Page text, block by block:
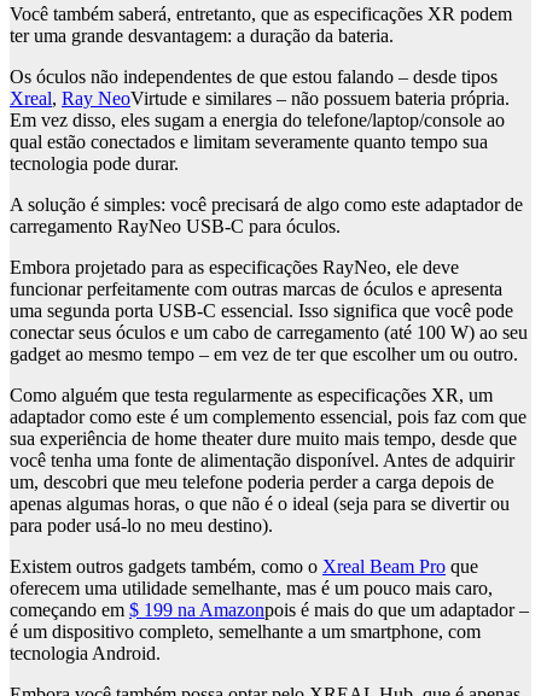
Você também saberá, entretanto, que as especificações XR podem
ter uma grande desvantagem: a duração da bateria.
Os óculos não independentes de que estou falando – desde tipos
Xreal, Ray NeoVirtude e similares – não possuem bateria própria.
Em vez disso, eles sugam a energia do telefone/laptop/console ao
qual estão conectados e limitam severamente quanto tempo sua
tecnologia pode durar.
A solução é simples: você precisará de algo como este adaptador de
carregamento RayNeo USB-C para óculos.
Embora projetado para as especificações RayNeo, ele deve
funcionar perfeitamente com outras marcas de óculos e apresenta
uma segunda porta USB-C essencial. Isso significa que você pode
conectar seus óculos e um cabo de carregamento (até 100 W) ao seu
gadget ao mesmo tempo – em vez de ter que escolher um ou outro.
Como alguém que testa regularmente as especificações XR, um
adaptador como este é um complemento essencial, pois faz com que
sua experiência de home theater dure muito mais tempo, desde que
você tenha uma fonte de alimentação disponível. Antes de adquirir
um, descobri que meu telefone poderia perder a carga depois de
apenas algumas horas, o que não é o ideal (seja para se divertir ou
para poder usá-lo no meu destino).
Existem outros gadgets também, como o Xreal Beam Pro que
oferecem uma utilidade semelhante, mas é um pouco mais caro,
começando em $ 199 na Amazonpois é mais do que um adaptador –
é um dispositivo completo, semelhante a um smartphone, com
tecnologia Android.